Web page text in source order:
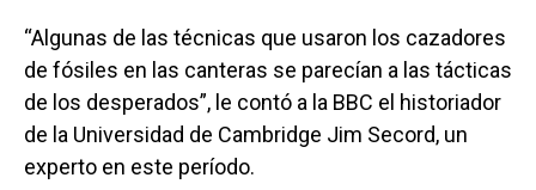
“Algunas de las técnicas que usaron los cazadores
de fósiles en las canteras se parecían a las tácticas
de los desperados”, le contó a la BBC el historiador
de la Universidad de Cambridge Jim Secord, un
experto en este período.